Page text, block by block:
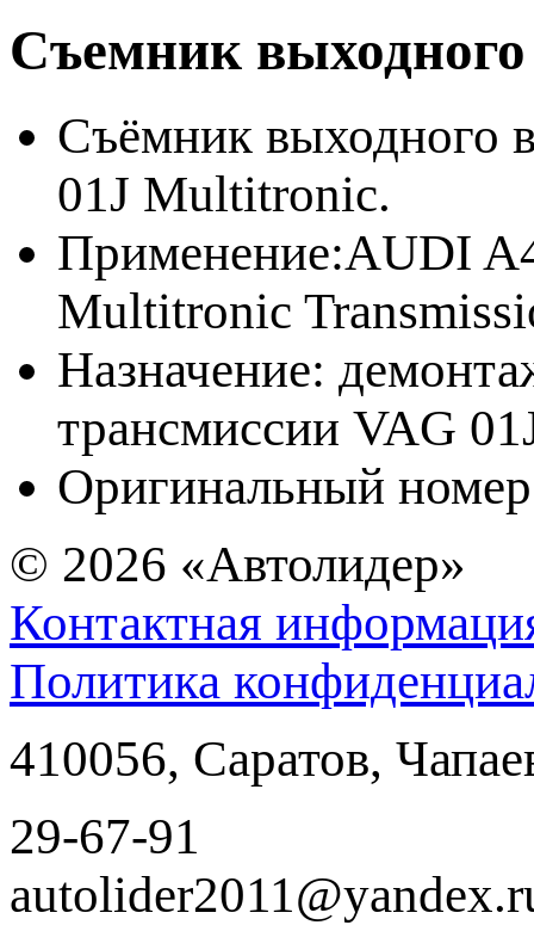
Съемник
Съёмник выходного
01J Multitronic.
Применение:AUDI
Multitronic
Назначение:
трансмиссии VAG
Оригинальный
© 2026 «Автолидер»
Контактная
Политика
410056, Саратов,
29-67-91